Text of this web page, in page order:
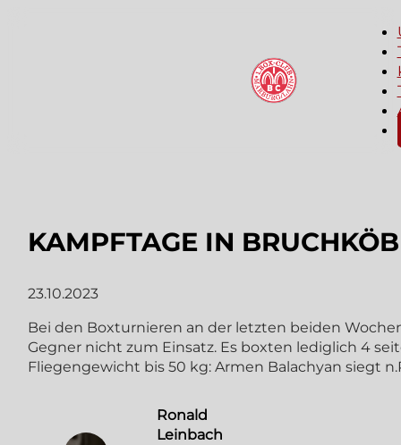
KAMPFTAGE IN
23.10.2023
Bei den Boxturnieren an der letzten beiden
Gegner nicht zum Einsatz. Es boxten lediglich 4
Fliegengewicht bis 50 kg: Armen Balachyan siegt
Ronald
Leinbach